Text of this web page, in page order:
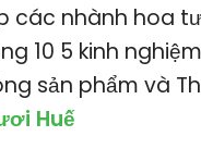
các nhành hoa
10 5 kinh
sản phẩm và
Huế